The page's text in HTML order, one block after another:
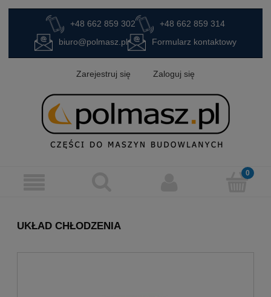
+48 662 859 302
+48 662 859 314
biuro@polmasz.pl
Formularz kontaktowy
Zarejestruj się Zaloguj się
UKŁAD CHŁODZENIA